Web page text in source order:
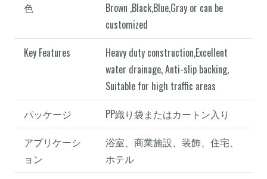
色
Brown ,Black,Blue,Gray or can be
customized
Key Features
Heavy duty construction,Excellent
water drainage, Anti-slip backing,
Suitable for high traffic areas
パッケージ
PP織り袋またはカートン入り
アプリケーシ
ョン
浴室、商業施設、装飾、住宅、
ホテル